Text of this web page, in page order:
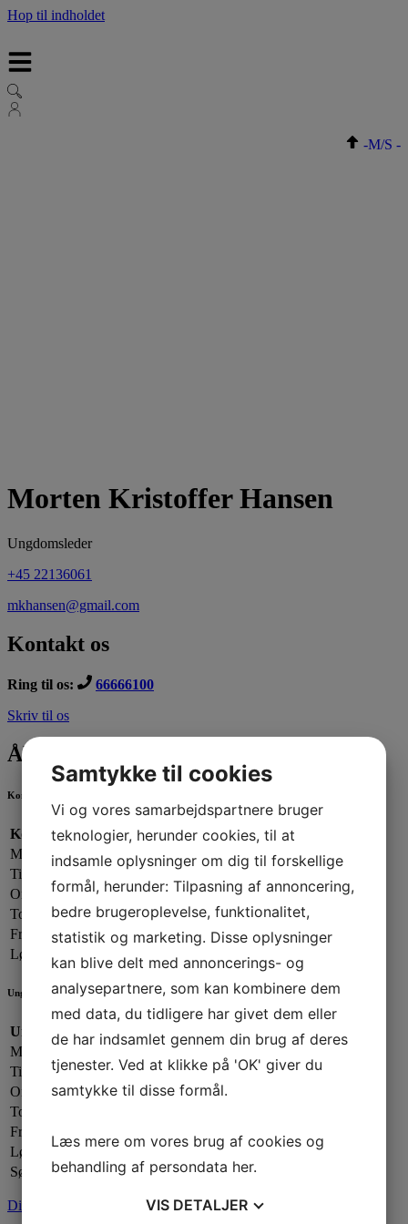
Hop til indholdet
-M/S -
Morten Kristoffer Hansen
Ungdomsleder
+45 22136061
mkhansen@gmail.com
Kontakt os
Ring til os:
66666100
Skriv til os
Åbningstider
Kontorets åbningstider
Kontorets åbningstider:
Mandag:
13.00 - 19.00
Tirsdag:
13.00 - 17.00
Onsdag:
09.00 - 13.00
Torsdag:
13.00 - 17.00
Fredag:
13.00 - 16.00
Lørdag - Søndag:
Lukket
Ungdomsafdelingen
Ungdomsafdelingen:
Mandag:
Tirsdag:
Lukket
Onsdag:
17.00 - 20.00
Torsdag:
Fredag:
Lørdag:
Efter aftale
Søndag:
Lukket
Din sejlklub
Samtykke til cookies
Vi og vores samarbejdspartnere bruger
teknologier, herunder cookies, til at
indsamle oplysninger om dig til forskellige
formål, herunder: Tilpasning af annoncering,
bedre brugeroplevelse, funktionalitet,
statistik og marketing. Disse oplysninger
kan blive delt med annoncerings- og
analysepartnere, som kan kombinere dem
med data, du tidligere har givet dem eller
de har indsamlet gennem din brug af deres
tjenester. Ved at klikke på 'OK' giver du
samtykke til disse formål.
Læs mere om vores brug af cookies og
behandling af persondata her.
VIS DETALJER